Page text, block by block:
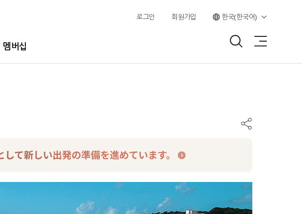
로그인 회원가입 한국(한국어)
멤버십